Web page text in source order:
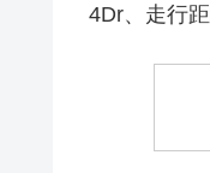
4Dr、走行